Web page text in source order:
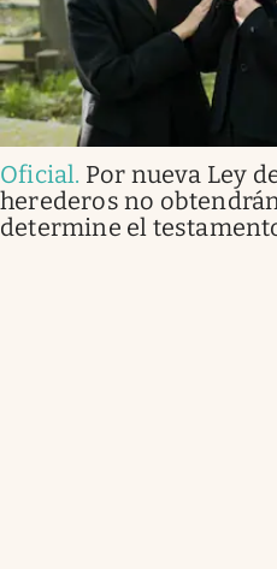
Oficial. Por nueva Ley
herederos no
determine el